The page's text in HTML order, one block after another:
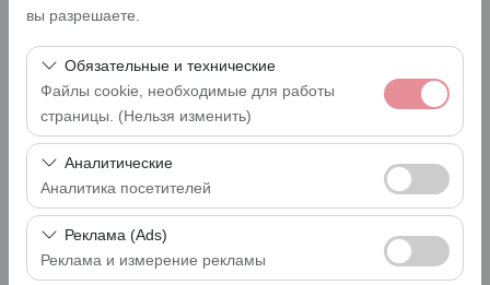
вы разрешаете.
Обязательные и технические
Файлы cookie, необходимые для работы
страницы. (Нельзя изменить)
Эти файлы cookie необходимы для корректной
работы сайта, безопасности, управления сеансами и
базовых функций. Их нельзя отключить.
Аналитические
Аналитика посетителей
Эти файлы cookie позволяют нам анализировать, как
используется наш сайт (количество посетителей,
самые посещаемые страницы, поведение
Реклама (Ads)
Реклама и измерение рекламы
Указать другое место возврата машины
Lefkoşa Аэропорт Эрджан (ERC)
Дата и время пуска
Дата и время возврата
Перечислите Автомобили